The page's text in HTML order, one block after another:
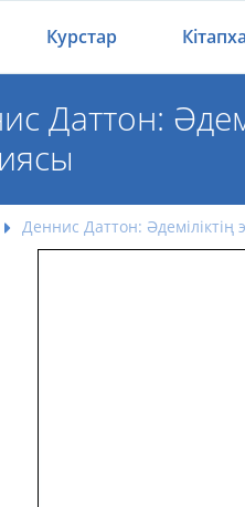
Курстар
Даттон:
Деннис Даттон:
Деннис Даттон: